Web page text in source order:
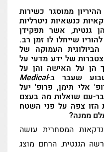
ממוסגר כשירות
כנשאיות ניטרליות
גנטית, אשר תפקידן
שייחלו לו זמן רב.
העמוקה של
של ידע מדעי על
הן על האישה והן על
שעבר ב-Medical
אלי תימן, פרופ' יעל
בר-עם שואלות מה בעצם
הזו צפה על פני השטח
ממנה?
המסחרית עושה
הגנטית. הרחם מוצג